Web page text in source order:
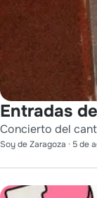
Entradas
Concierto del
Soy de Zaragoza · 5 de